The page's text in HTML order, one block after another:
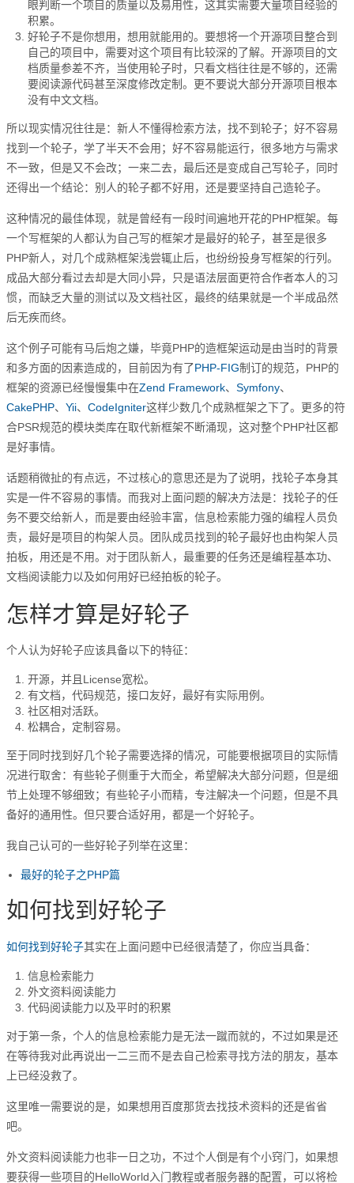
眼判断一个项目的质量以及易用性，这其实需要大量项目经验的
积累。
好轮子不是你想用，想用就能用的。要想将一个开源项目整合到
自己的项目中，需要对这个项目有比较深的了解。开源项目的文
档质量参差不齐，当使用轮子时，只看文档往往是不够的，还需
要阅读源代码甚至深度修改定制。更不要说大部分开源项目根本
没有中文文档。
所以现实情况往往是：新人不懂得检索方法，找不到轮子；好不容易
找到一个轮子，学了半天不会用；好不容易能运行，很多地方与需求
不一致，但是又不会改；一来二去，最后还是变成自己写轮子，同时
还得出一个结论：别人的轮子都不好用，还是要坚持自己造轮子。
这种情况的最佳体现，就是曾经有一段时间遍地开花的PHP框架。每
一个写框架的人都认为自己写的框架才是最好的轮子，甚至是很多
PHP新人，对几个成熟框架浅尝辄止后，也纷纷投身写框架的行列。
成品大部分看过去却是大同小异，只是语法层面更符合作者本人的习
惯，而缺乏大量的测试以及文档社区，最终的结果就是一个半成品然
后无疾而终。
这个例子可能有马后炮之嫌，毕竟PHP的造框架运动是由当时的背景
和多方面的因素造成的，目前因为有了PHP-FIG制订的规范，PHP的
框架的资源已经慢慢集中在Zend Framework、 Symfony、
CakePHP、 Yii、 CodeIgniter这样少数几个成熟框架之下了。更多的符
合PSR规范的模块类库在取代新框架不断涌现，这对整个PHP社区都
是好事情。
话题稍微扯的有点远，不过核心的意思还是为了说明，找轮子本身其
实是一件不容易的事情。而我对上面问题的解决方法是：找轮子的任
务不要交给新人，而是要由经验丰富，信息检索能力强的编程人员负
责，最好是项目的构架人员。团队成员找到的轮子最好也由构架人员
拍板，用还是不用。对于团队新人，最重要的任务还是编程基本功、
文档阅读能力以及如何用好已经拍板的轮子。
怎样才算是好轮子
个人认为好轮子应该具备以下的特征：
开源，并且License宽松。
有文档，代码规范，接口友好，最好有实际用例。
社区相对活跃。
松耦合，定制容易。
至于同时找到好几个轮子需要选择的情况，可能要根据项目的实际情
况进行取舍：有些轮子侧重于大而全，希望解决大部分问题，但是细
节上处理不够细致；有些轮子小而精，专注解决一个问题，但是不具
备好的通用性。但只要合适好用，都是一个好轮子。
我自己认可的一些好轮子列举在这里：
最好的轮子之PHP篇
如何找到好轮子
如何找到好轮子其实在上面问题中已经很清楚了，你应当具备：
信息检索能力
外文资料阅读能力
代码阅读能力以及平时的积累
对于第一条，个人的信息检索能力是无法一蹴而就的，不过如果是还
在等待我对此再说出一二三而不是去自己检索寻找方法的朋友，基本
上已经没救了。
这里唯一需要说的是，如果想用百度那货去找技术资料的还是省省
吧。
外文资料阅读能力也非一日之功，不过个人倒是有个小窍门，如果想
要获得一些项目的HelloWorld入门教程或者服务器的配置，可以将检